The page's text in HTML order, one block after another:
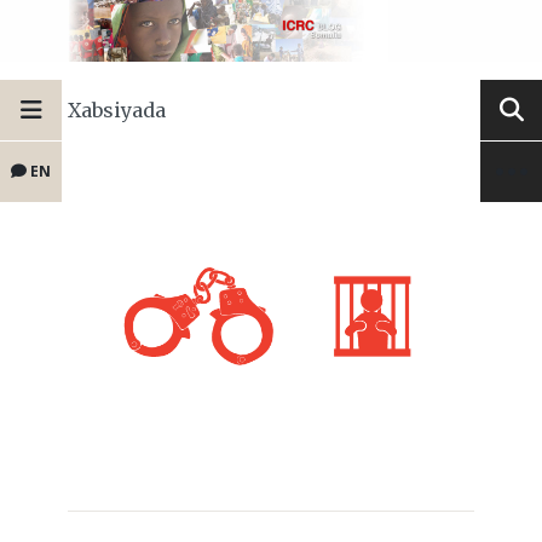
EN
Xabsiyada